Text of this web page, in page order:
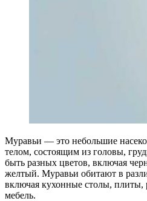
Муравьи — это небольшие
телом, состоящим из головы,
быть разных цветов, включая
желтый. Муравьи обитают в
включая кухонные столы,
мебель.